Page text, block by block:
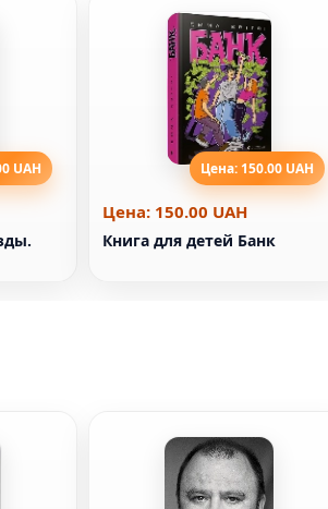
UAH Цена: 150.00 UAH
Цена: 150.00 UAH
Книга для детей Банк